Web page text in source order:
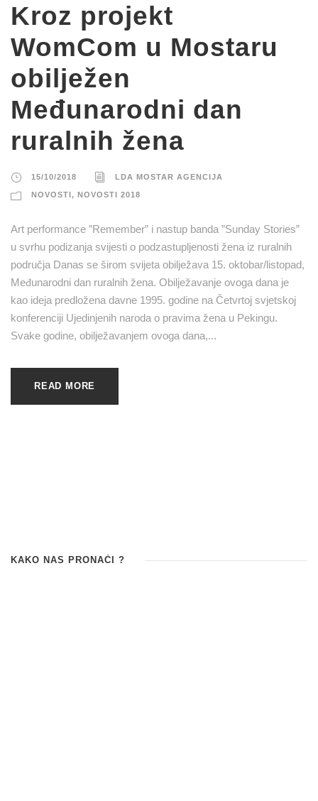
Kroz projekt
WomCom u Mostaru
obilježen
Međunarodni dan
ruralnih žena
15/10/2018 LDA MOSTAR AGENCIJA
NOVOSTI, NOVOSTI 2018
Art performance ”Remember” i nastup banda ”Sunday Stories”
u svrhu podizanja svijesti o podzastupljenosti žena iz ruralnih
područja Danas se širom svijeta obilježava 15. oktobar/listopad,
Međunarodni dan ruralnih žena. Obilježavanje ovoga dana je
kao ideja predložena davne 1995. godine na Četvrtoj svjetskoj
konferenciji Ujedinjenih naroda o pravima žena u Pekingu.
Svake godine, obilježavanjem ovoga dana,...
READ MORE
KAKO NAS PRONAĆI ?